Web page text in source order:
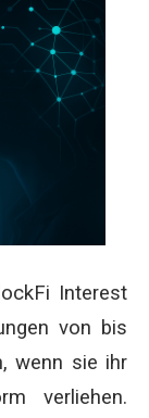
Interest
von bis
wenn sie ihr
verliehen.